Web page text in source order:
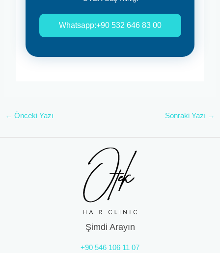
Whatsapp:+90 532 646 83 00
← Önceki Yazı Sonraki Yazı →
Şimdi Arayın
+90 546 106 11 07